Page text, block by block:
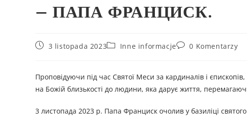
– ПАПА ФРАНЦИСК.
3 listopada 2023 Inne informacje 0 Komentarzy
Проповідуючи під час Святої Меси за кардиналів і
на Божій близькості до людини, яка дарує життя,
3 листопада 2023 р. Папа Франциск очолив у базиліці